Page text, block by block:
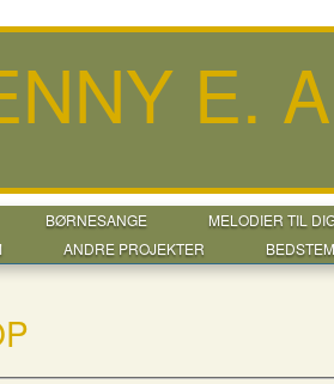
E.
BØRNESANGE
MELODIER TIL
ANDRE PROJEKTER